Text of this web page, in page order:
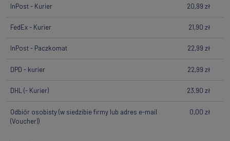
InPost - Kurier 20,99 zł
FedEx - Kurier 21,90 zł
InPost - Paczkomat 22,99 zł
DPD - kurier 22,99 zł
DHL (- Kurier) 23,90 zł
Odbiór osobisty(w siedzibie firmy lub adres e-mail
(Voucher))
0,00 zł